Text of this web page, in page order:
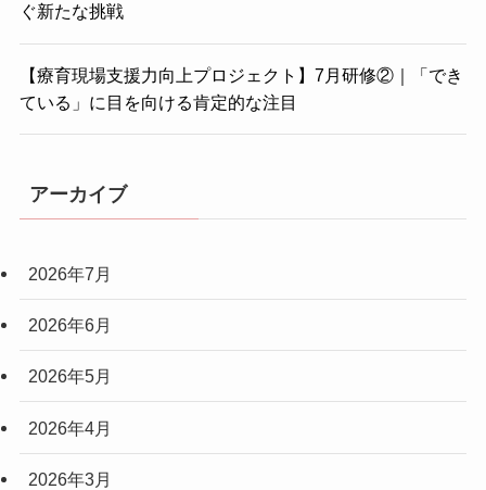
ぐ新たな挑戦
【療育現場支援力向上プロジェクト】7月研修②｜「でき
ている」に目を向ける肯定的な注目
アーカイブ
2026年7月
2026年6月
2026年5月
2026年4月
2026年3月